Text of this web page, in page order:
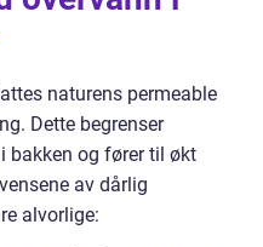
naturens permeable
Dette begrenser
bakken og fører til økt
av dårlig
alvorlige: